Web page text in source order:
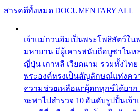
สารคดีทั้งหมด DOCUMENTARY ALL
เจ้าแม่กวนอิมเป็นพระโพธิสัตว์ใ
มหายาน มีผู้เคารพนับถือบูชาในห
ญี่ปุ่น เกาหลี เวียดนาม รวมทั้งไทย
พระองค์ทรงเป็นสัญลักษณ์แห่งคว
ความช่วยเหลือแก่ผู้ตกทุกข์ได้ยาก
จะพาไปสำรวจ 10 อันดับรูปปั้นเจ้